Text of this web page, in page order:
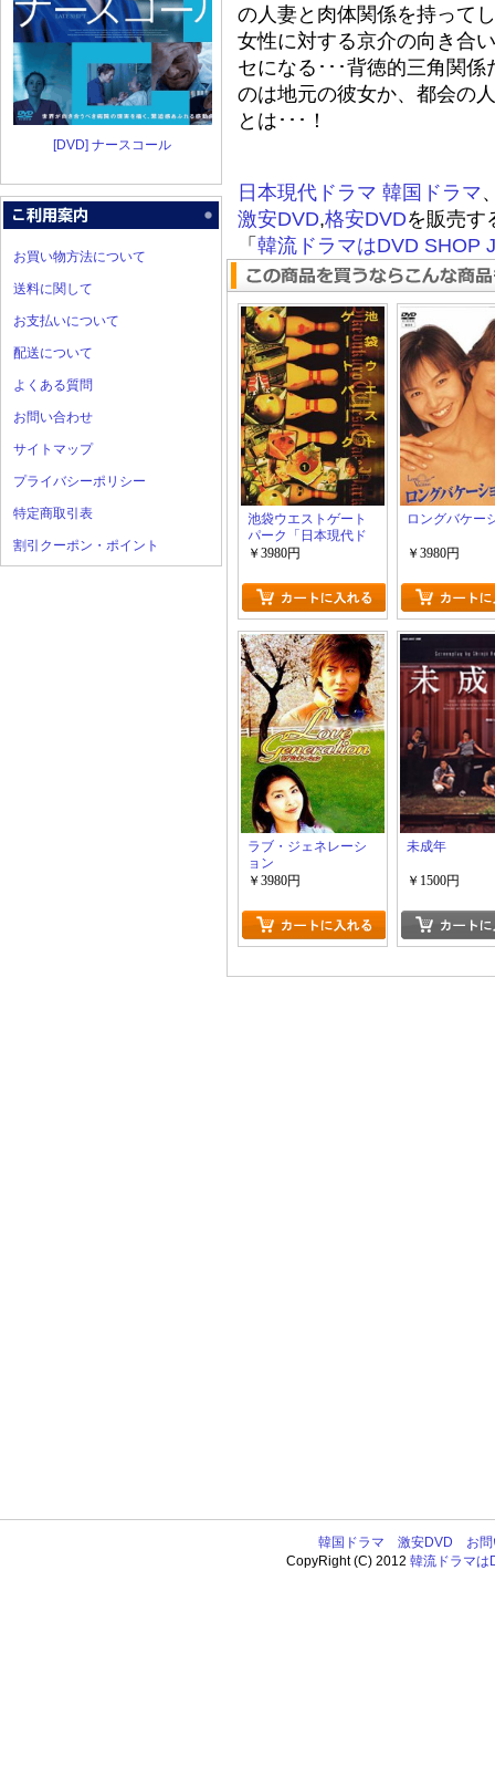
[DVD] ナースコール
お買い物方法について
送料に関して
お支払いについて
配送について
よくある質問
お問い合わせ
サイトマップ
プライバシーポリシー
特定商取引表
割引クーポン・ポイント
の人妻と肉体関係を持って
女性に対する京介の向き合
セになる･･･背徳的三角関
のは地元の彼女か、都会の
とは･･･！
日本現代ドラマ 韓国ドラマ
激安DVD,格安DVDを販売す
「 韓流ドラマはDVD SHOP
池袋ウエストゲート
パーク「日本現代ド
ラマ」
￥3980円
ロングバケー
￥3980円
ラブ・ジェネレーシ
ョン
￥3980円
未成年
￥1500円
韓国ドラマ 激安DVD
お
CopyRight (C) 2012韓流ドラマは